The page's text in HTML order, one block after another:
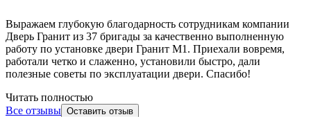
Выражаем глубокую благодарность сотрудникам компании
Дверь Гранит из 37 бригады за качественно выполненную
работу по установке двери Гранит М1. Приехали вовремя,
работали четко и слаженно, установили быстро, дали
полезные советы по эксплуатации двери. Спасибо!
Читать полностью
Все отзывы Оставить отзыв